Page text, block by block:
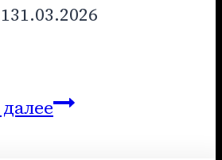
31.03.2026
Лекция